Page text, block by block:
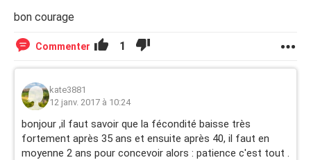
bon courage
Commenter 1
kate3881
12 janv. 2017 à 10:24
bonjour ,il faut savoir que la fécondité baisse très
fortement après 35 ans et ensuite après 40, il faut en
moyenne 2 ans pour concevoir alors : patience c'est tout .